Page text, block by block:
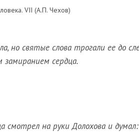
VII (А.П. Чехов)
но святые слова трогали ее до
замиранием сердца.
смотрел на руки Долохова и